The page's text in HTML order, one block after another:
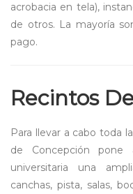
acrobacia en tela),
de otros. La mayoría
pago.
Recintos
Para llevar a cabo toda
de Concepción pone
universitaria una
canchas, pista, salas,